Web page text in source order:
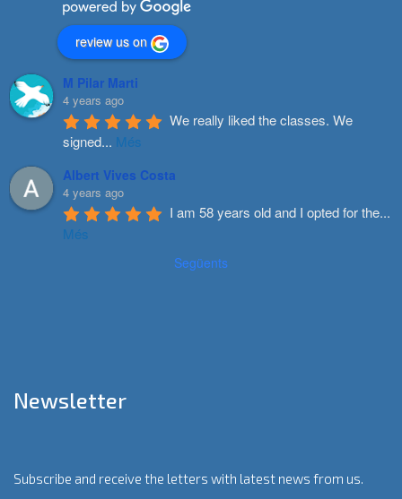
review us on
M Pilar Marti
4 years ago
We really liked the classes. We
signed... Més
Albert Vives Costa
4 years ago
I am 58 years old and I opted for the...
Més
Següents
Newsletter
Subscribe and receive the letters with latest news from us.